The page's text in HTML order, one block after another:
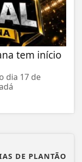
tem início
dia 17 de
DE PLANTÃO